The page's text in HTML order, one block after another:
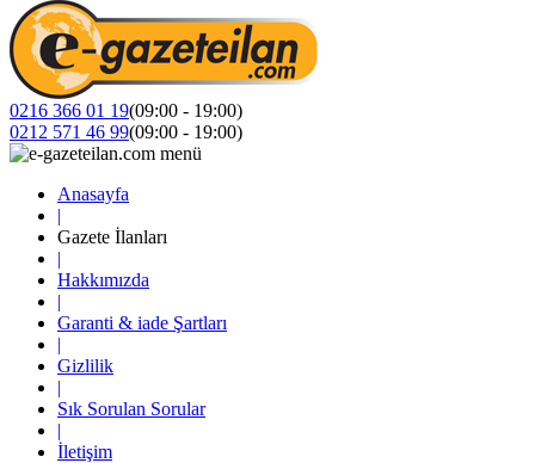
0216 366 01 19(09:00 - 19:00)
0212 571 46 99(09:00 - 19:00)
Anasayfa
|
Gazete İlanları
|
Hakkımızda
|
Garanti & iade Şartları
|
Gizlilik
|
Sık Sorulan Sorular
|
İletişim